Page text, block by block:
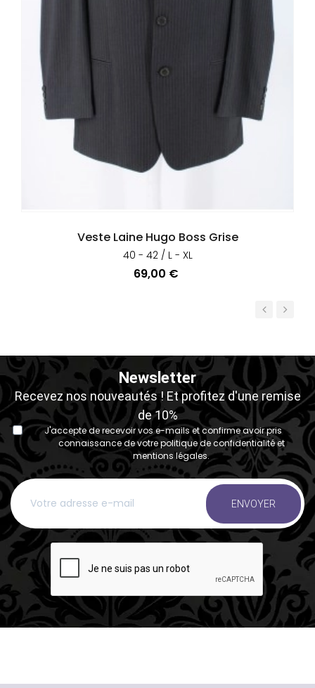
Veste Laine Hugo Boss Grise
40 - 42 / L - XL
Prix
69,00 €
Newsletter
Recevez nos nouveautés ! Et profitez d'une remise
de 10%
J'accepte de recevoir vos e-mails et confirme avoir pris
connaissance de votre politique de confidentialité et
mentions légales.
ENVOYER